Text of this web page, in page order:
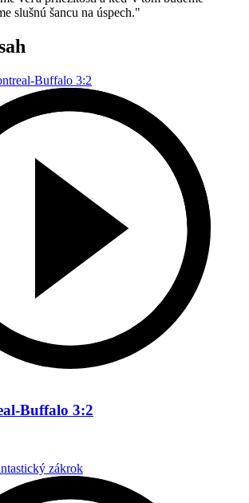
slušnú šancu na úspech."
Buffalo 3:2